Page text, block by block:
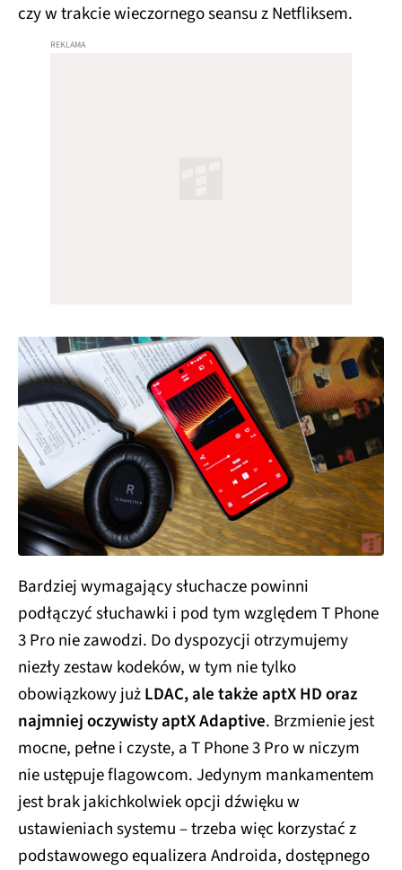
czy w trakcie wieczornego seansu z Netfliksem.
Bardziej wymagający słuchacze powinni
podłączyć słuchawki i pod tym względem T Phone
3 Pro nie zawodzi. Do dyspozycji otrzymujemy
niezły zestaw kodeków, w tym nie tylko
obowiązkowy jużLDAC, ale także aptX HD oraz
najmniej oczywisty aptX Adaptive. Brzmienie jest
mocne, pełne i czyste, a T Phone 3 Pro w niczym
nie ustępuje flagowcom. Jedynym mankamentem
jest brak jakichkolwiek opcji dźwięku w
ustawieniach systemu – trzeba więc korzystać z
podstawowego equalizera Androida, dostępnego